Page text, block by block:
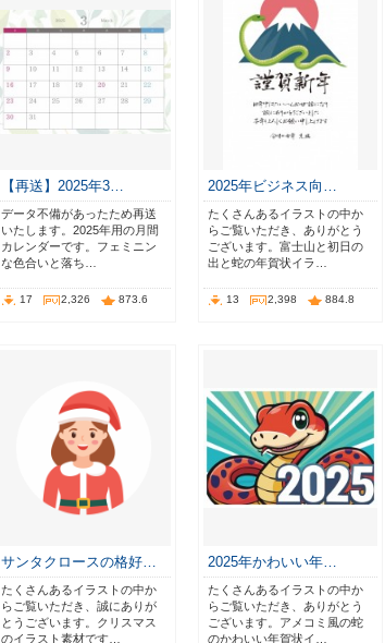
【再送】2025年3…
データ不備があったため再送
いたします。2025年用の月間
カレンダーです。フェミニン
な色合いと落ち…
17 2,326 873.6
2025年ビジネス向…
たくさんあるイラストの中か
らご覧いただき、ありがとう
ございます。富士山と初日の
出と蛇の年賀状イラ…
13 2,398 884.8
サンタクロースの格好…
たくさんあるイラストの中か
らご覧いただき、誠にありが
とうございます。クリスマス
のイラスト素材です…
2025年かわいい年…
たくさんあるイラストの中か
らご覧いただき、ありがとう
ございます。アメコミ風の蛇
のかわいい年賀状イ…